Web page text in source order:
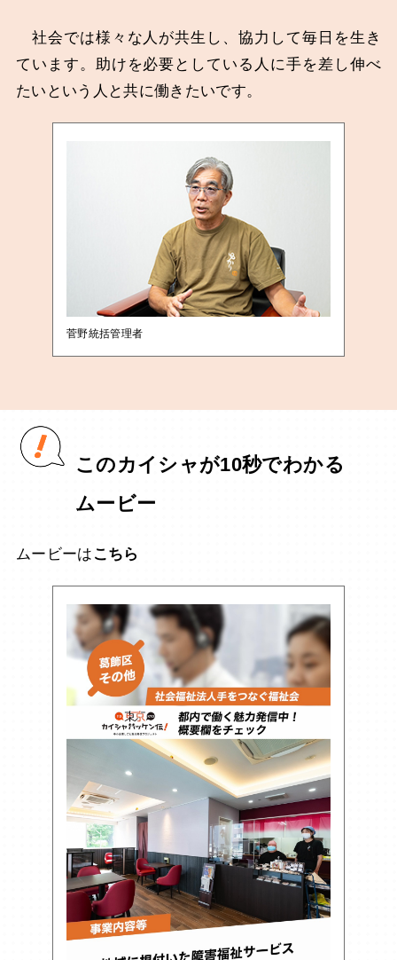
社会では様々な人が共生し、協力して毎日を生き
ています。助けを必要としている人に手を差し伸べ
たいという人と共に働きたいです。
菅野統括管理者
このカイシャが10秒でわかる
ムービー
ムービーは こちら